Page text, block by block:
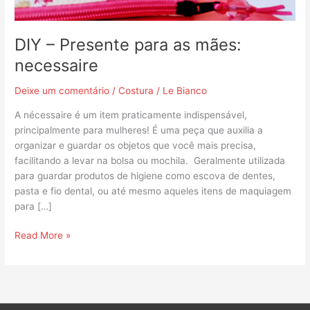
DIY – Presente para as mães:
necessaire
Deixe um comentário / Costura / Le Bianco
A nécessaire é um item praticamente indispensável,
principalmente para mulheres! É uma peça que auxilia a
organizar e guardar os objetos que você mais precisa,
facilitando a levar na bolsa ou mochila. Geralmente utilizada
para guardar produtos de higiene como escova de dentes,
pasta e fio dental, ou até mesmo aqueles itens de maquiagem
para […]
Read More »